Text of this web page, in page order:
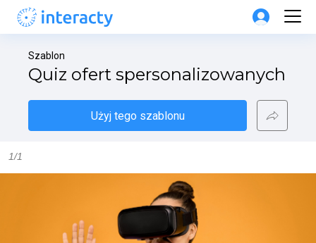
Szablon
Quiz ofert spersonalizowanych
Użyj tego szablonu